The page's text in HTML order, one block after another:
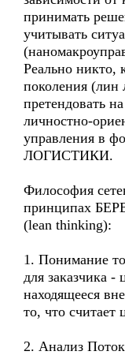
принимать
учитывать
Реально никто,
поколения (лин
претендовать
личностно-
управления в
ЛОГИСТИКИ.
Философия
принципах
(lean thinking):
1. Понимание
для заказчика -
находящееся
то, что считает
2. Анализ